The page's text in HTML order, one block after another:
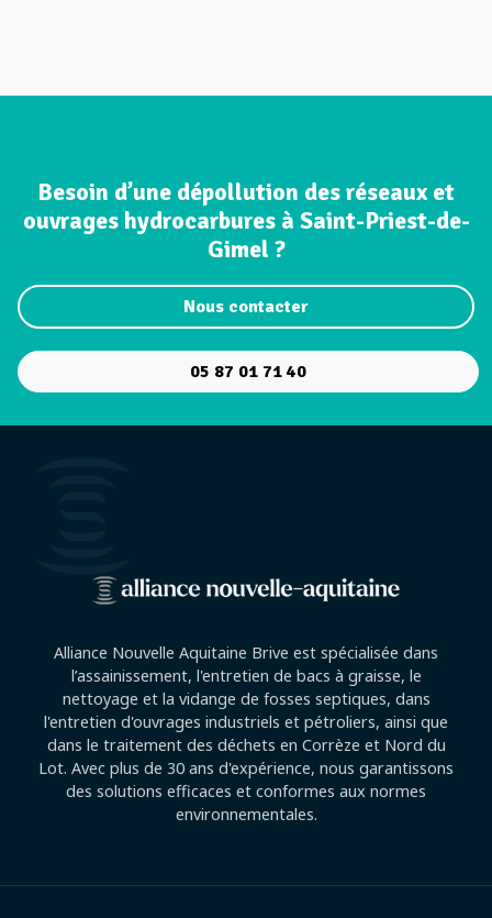
Besoin d’une dépollution des réseaux et
ouvrages hydrocarbures à Saint-Priest-de-
Gimel ?
Nous contacter
05 87 01 71 40
Alliance Nouvelle Aquitaine Brive est spécialisée dans
l’assainissement, l'entretien de bacs à graisse, le
nettoyage et la vidange de fosses septiques, dans
l'entretien d'ouvrages industriels et pétroliers, ainsi que
dans le traitement des déchets en Corrèze et Nord du
Lot. Avec plus de 30 ans d'expérience, nous garantissons
des solutions efficaces et conformes aux normes
environnementales.